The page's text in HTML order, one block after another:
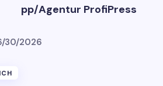
pp/Agentur ProfiPress
30/2026